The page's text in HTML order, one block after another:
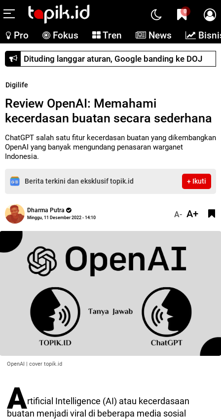
0
Pro Fokus Tren News
Dituding langgar aturan, Google banding ke DOJ
Digilife
Review OpenAI: Memahami
kecerdasan buatan secara sederhana
ChatGPT salah satu fitur kecerdasan buatan yang dikembangkan
OpenAI yang banyak mengundang penasaran warganet
Indonesia.
Berita terkini dan eksklusif topik.id + Ikuti
Dharma Putra
Minggu, 11 Desember 2022 - 14:10 A- A+
OpenAI | cover topik.id
Artificial Intelligence (AI) atau kecerdasaan
buatan menjadi viral di beberapa media sosial